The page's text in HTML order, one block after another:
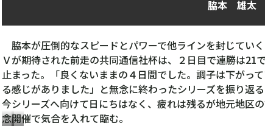
脇本 雄太
脇本が圧倒的なスピードとパワーで他ラインを封じていく
Ｖが期待された前走の共同通信社杯は、２日目で連勝は21で
止まった。「良くないままの４日間でした。調子は下がっ
る感じがありました」と無念に終わったシリーズを振り返る
今シリーズへ向けて日にちはなく、疲れは残るが地元地区
念開催で気合を入れて臨む。